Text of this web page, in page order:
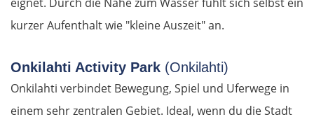
kurzer Aufenthalt wie "kleine Auszeit" an.
Onkilahti Activity Park (Onkilahti)
Onkilahti verbindet Bewegung, Spiel und Uferwege in
einem sehr zentralen Gebiet. Ideal, wenn du die Stadt
Terni
Foligno
Perugia